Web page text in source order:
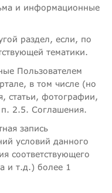
и информационные
раздел, если, по
тематики.
Пользователем
в том числе (но
статьи, фотографии,
п. 2.5. Соглашения.
запись
условий данного
соответствующего
и т.д.) более 1